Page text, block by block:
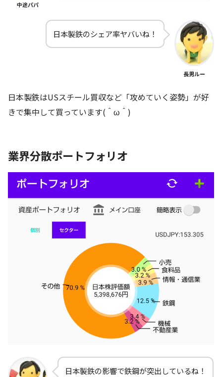
中途パパ
日本製鉄のシェア率ヤバいね！
長男ルー
日本製鉄はUSスチール買収など「攻めていく姿勢」が好
きで集中して買っています(＾ω＾)
業界分散ポートフォリオ
日本製鉄の影響で鉄鋼が突出しているね！